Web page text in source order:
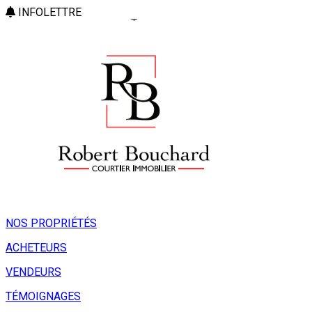
INFOLETTRE
NOS PROPRIÉTÉS
ACHETEURS
VENDEURS
TÉMOIGNAGES